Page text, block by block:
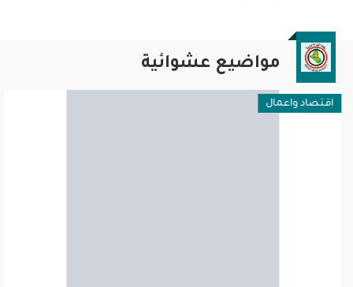
مواضيع عشوائية
اقتصاد واعمال